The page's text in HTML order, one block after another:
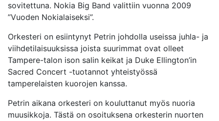
sovitettuna. Nokia Big Band valittiin vuonna 2009
”Vuoden Nokialaiseksi”.
Orkesteri on esiintynyt Petrin johdolla useissa juhla- ja
viihdetilaisuuksissa joista suurimmat ovat olleet
Tampere-talon ison salin keikat ja Duke Ellington’in
Sacred Concert -tuotannot yhteistyössä
tamperelaisten kuorojen kanssa.
Petrin aikana orkesteri on kouluttanut myös nuoria
muusikkoja. Tästä on osoituksena orkesterin nuorten